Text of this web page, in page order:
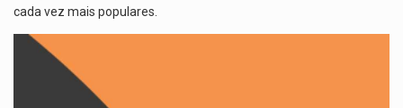
cada vez mais populares.